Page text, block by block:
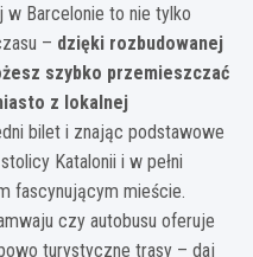
w Barcelonie to nie tylko
– dzięki rozbudowanej
szybko przemieszczać
z lokalnej
bilet i znając podstawowe
Katalonii i w pełni
fascynującym mieście.
czy autobusu oferuje
turystyczne trasy – daj